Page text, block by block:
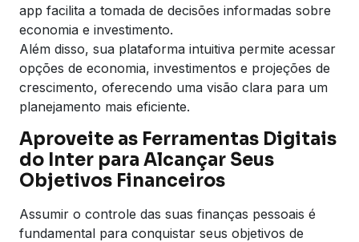
app facilita a tomada de decisões informadas sobre
economia e investimento.
Além disso, sua plataforma intuitiva permite acessar
opções de economia, investimentos e projeções de
crescimento, oferecendo uma visão clara para um
planejamento mais eficiente.
Aproveite as Ferramentas Digitais
do Inter para Alcançar Seus
Objetivos Financeiros
Assumir o controle das suas finanças pessoais é
fundamental para conquistar seus objetivos de